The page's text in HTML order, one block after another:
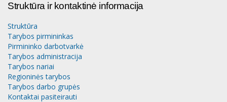
Struktūra ir kontaktinė informacija
Struktūra
Tarybos pirmininkas
Pirmininko darbotvarkė
Tarybos administracija
Tarybos nariai
Regioninės tarybos
Tarybos darbo grupės
Kontaktai pasiteirauti